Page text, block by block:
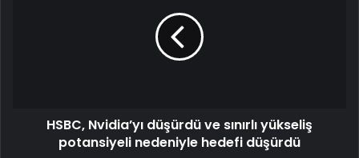
HSBC, Nvidia’yı düşürdü ve sınırlı yükseliş
potansiyeli nedeniyle hedefi düşürdü